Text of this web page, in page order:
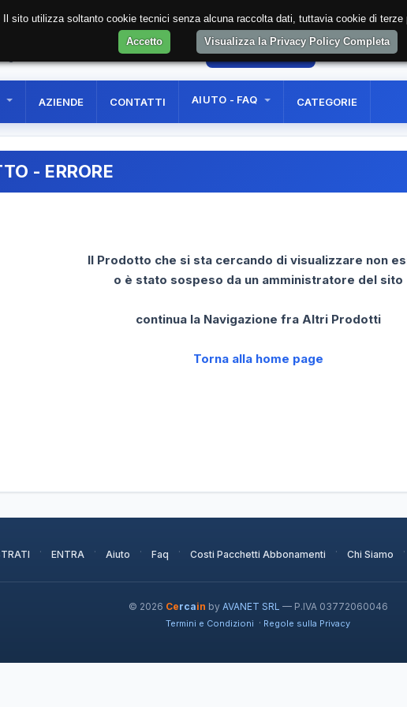
AREA RISERVATA
AZIENDE CONTATTI AIUTO - FAQ CATEGORIE
- ERRORE
Il Prodotto che si sta cercando di visualizzare non
o è stato sospeso da un amministratore del sito
continua la Navigazione fra Altri Prodotti
Torna alla home page
· ENTRA · Aiuto · Faq · Costi Pacchetti Abbonamenti · Chi Siamo ·
© 2026 Cercain by AVANET SRL — P.IVA 03772060046
Termini e Condizioni · Regole sulla Privacy
sito utilizza soltanto cookie tecnici senza alcuna raccolta dati, tuttavia cookie di
Accetto
Visualizza la Privacy Policy Completa